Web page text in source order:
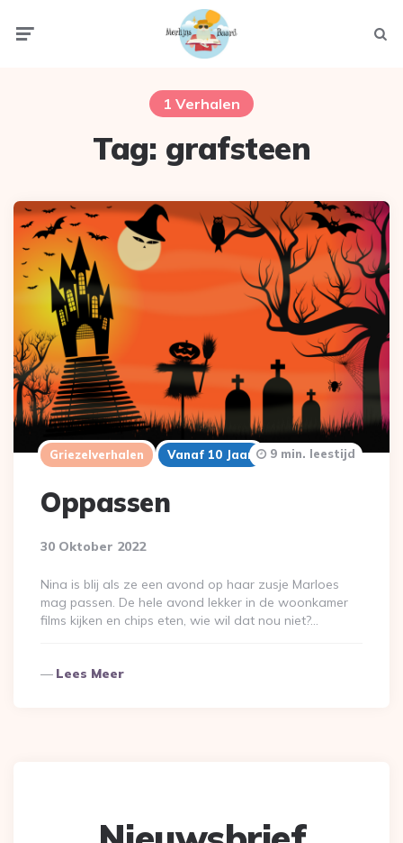
1 Verhalen
Tag: grafsteen
Griezelverhalen Vanaf 10 Jaar
Oppassen
30 Oktober 2022
9 min. leestijd
Nina is blij als ze een avond op haar zusje Marloes
mag passen. De hele avond lekker in de woonkamer
films kijken en chips eten, wie wil dat nou niet?…
Lees Meer